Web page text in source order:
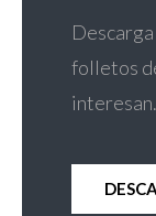
folletos
interesan.